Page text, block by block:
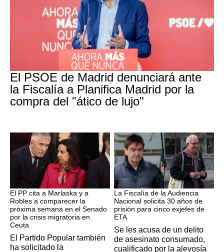
El PSOE de Madrid denunciará ante
la Fiscalía a Planifica Madrid por la
compra del "ático de lujo"
Crisis Migratoria
El PP cita a Marlaska y a
Robles a comparecer la
próxima semana en el Senado
por la crisis migratoria en
Ceuta
El Partido Popular también
ha solicitado la
ETA
La Fiscalía de la Audiencia
Nacional solicita 30 años de
prisión para cinco exjefes de
ETA
Se les acusa de un delito
de asesinato consumado,
cualificado por la alevosía